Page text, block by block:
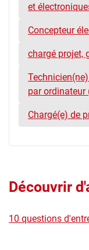
et
Concepteur
chargé projet,
par ordinateur
Chargé(e) de
Découvrir
10 questions